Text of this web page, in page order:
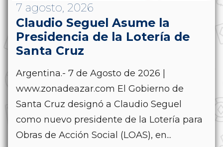
7 agosto, 2026
Claudio Seguel Asume la
Presidencia de la Lotería de
Santa Cruz
Argentina.- 7 de Agosto de 2026 |
www.zonadeazar.com El Gobierno de
Santa Cruz designó a Claudio Seguel
como nuevo presidente de la Lotería para
Obras de Acción Social (LOAS), en...